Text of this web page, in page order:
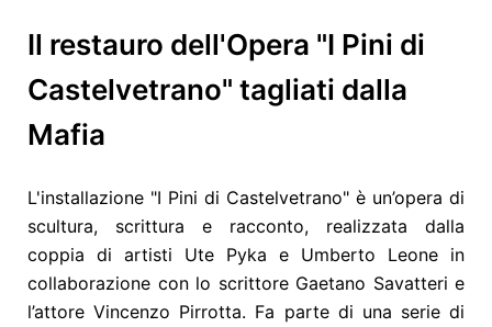
Il restauro dell'Opera "I Pini di
Castelvetrano" tagliati dalla
Mafia
L'installazione "I Pini di Castelvetrano" è un’opera di
scultura, scrittura e racconto, realizzata dalla
coppia di artisti Ute Pyka e Umberto Leone in
collaborazione con lo scrittore Gaetano Savatteri e
l’attore Vincenzo Pirrotta. Fa parte di una serie di